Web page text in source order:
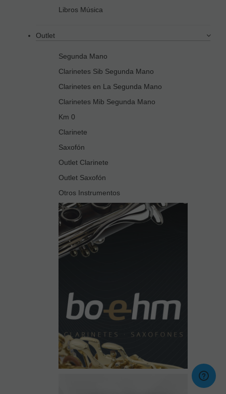
Libros Música
Outlet
Segunda Mano
Clarinetes Sib Segunda Mano
Clarinetes en La Segunda Mano
Clarinetes Mib Segunda Mano
Km 0
Clarinete
Saxofón
Outlet Clarinete
Outlet Saxofón
Otros Instrumentos